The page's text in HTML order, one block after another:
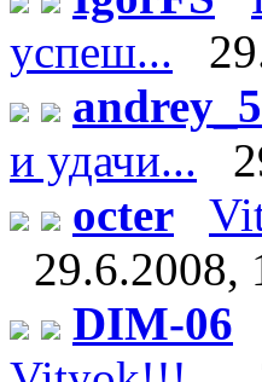
успеш...
и удачи...
octer
29.6.2008,
DIM-06